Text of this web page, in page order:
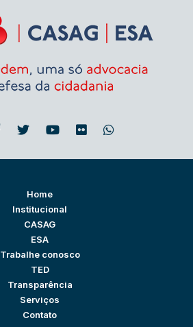
Home
Institucional
CASAG
ESA
Trabalhe conosco
TED
Transparência
Serviços
Contato